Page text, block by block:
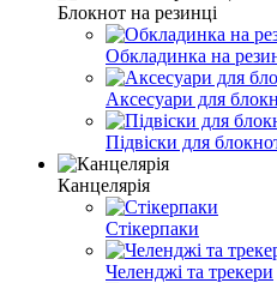
Блокнот на резинці
Обкладинка на
Аксесуари для
Підвіски для
Канцелярія
Стікерпаки
Челенджі та трекери